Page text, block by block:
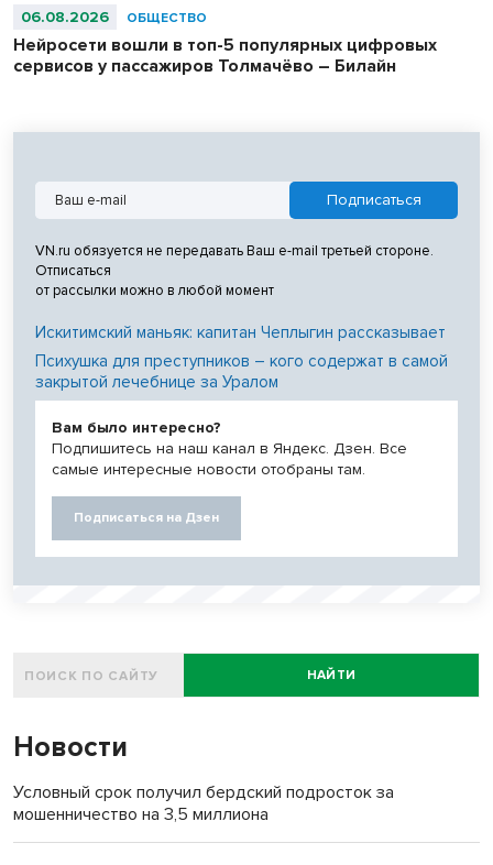
06.08.2026 ОБЩЕСТВО
Нейросети вошли в топ-5 популярных цифровых
сервисов у пассажиров Толмачёво – Билайн
VN.ru обязуется не передавать Ваш e-mail третьей стороне.
Отписаться
от рассылки можно в любой момент
Искитимский маньяк: капитан Чеплыгин рассказывает
Психушка для преступников – кого содержат в самой
закрытой лечебнице за Уралом
Вам было интересно?
Подпишитесь на наш канал в Яндекс. Дзен. Все
самые интересные новости отобраны там.
Подписаться на Дзен
НАЙТИ
Новости
Условный срок получил бердский подросток за
мошенничество на 3,5 миллиона